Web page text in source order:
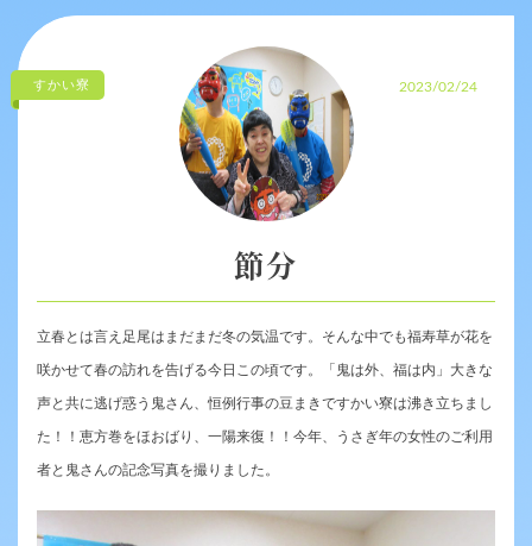
すかい寮 2023/02/24
節分
立春とは言え足尾はまだまだ冬の気温です。そんな中でも福寿草が花を
咲かせて春の訪れを告げる今日この頃です。「鬼は外、福は内」大きな
声と共に逃げ惑う鬼さん、恒例行事の豆まきですかい寮は沸き立ちまし
た！！恵方巻をほおばり、一陽来復！！今年、うさぎ年の女性のご利用
者と鬼さんの記念写真を撮りました。